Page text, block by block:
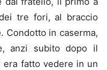
tre fori, al braccio
Condotto in caserma,
anzi subito dopo il
era fatto vedere in un